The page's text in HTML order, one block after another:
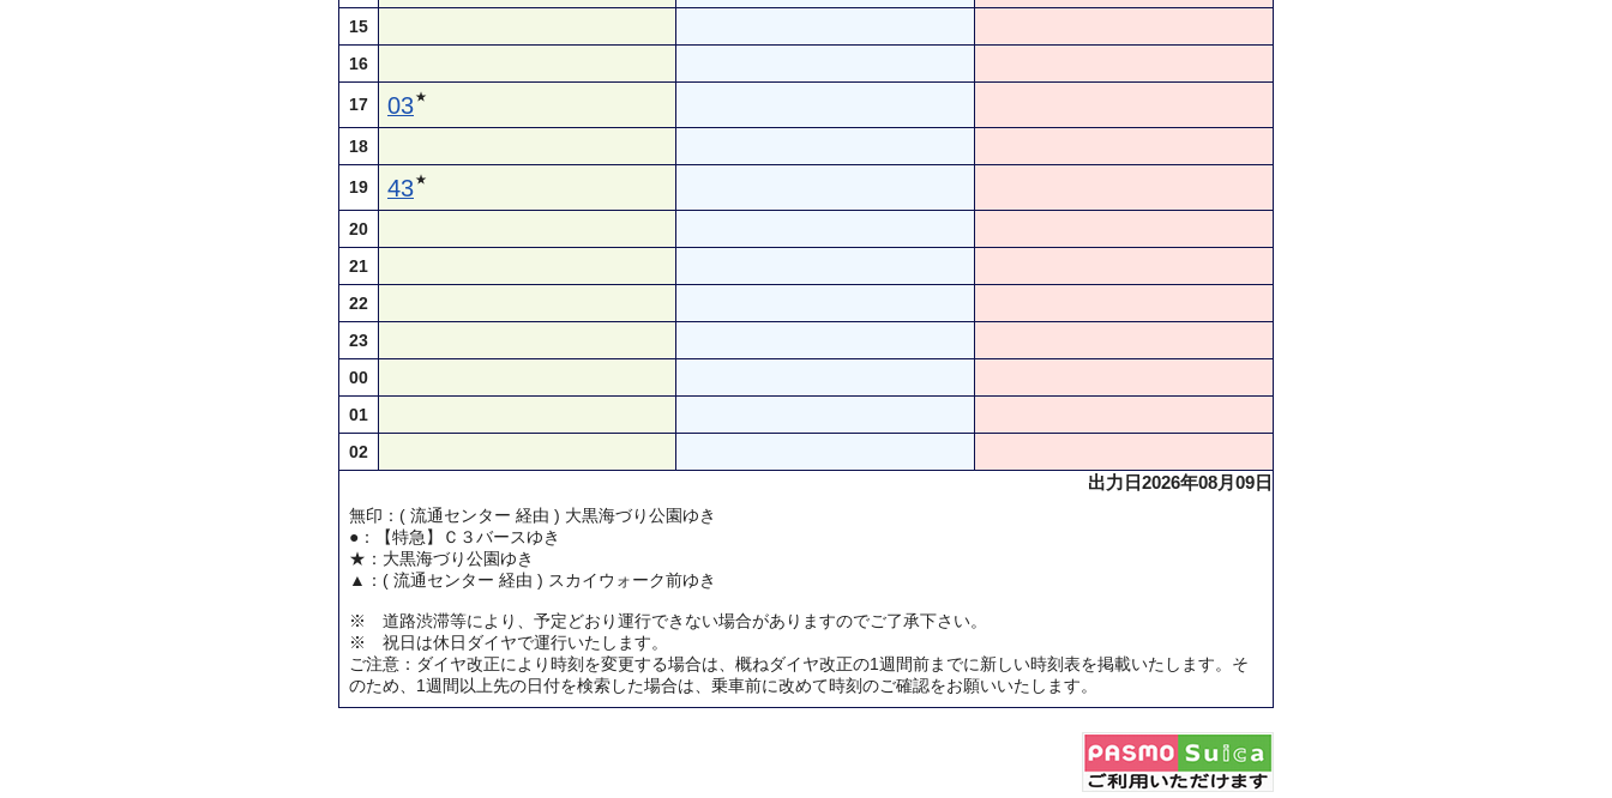
15
16
17 03★
18
19 43★
20
21
22
23
00
01
02
出力日2026年08月09日
無印：( 流通センター 経由 ) 大黒海づり公園ゆき
●：【特急】Ｃ３バースゆき
★：大黒海づり公園ゆき
▲：( 流通センター 経由 ) スカイウォーク前ゆき
※ 道路渋滞等により、予定どおり運行できない場合がありますのでご了承下さい。
※ 祝日は休日ダイヤで運行いたします。
ご注意：ダイヤ改正により時刻を変更する場合は、概ねダイヤ改正の1週間前までに新しい時刻表を掲載いたします。そ
のため、1週間以上先の日付を検索した場合は、乗車前に改めて時刻のご確認をお願いいたします。